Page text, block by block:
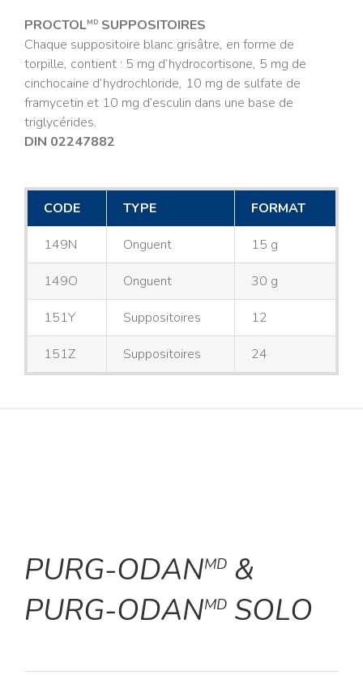
PROCTOLMD SUPPOSITOIRES
Chaque suppositoire blanc grisâtre, en forme de
torpille, contient : 5 mg d’hydrocortisone, 5 mg de
cinchocaine d’hydrochloride, 10 mg de sulfate de
framycetin et 10 mg d’esculin dans une base de
triglycérides.
DIN 02247882
CODE TYPE FORMAT
149N Onguent 15 g
149O Onguent 30 g
151Y Suppositoires 12
151Z Suppositoires 24
PURG-ODANMD &
PURG-ODANMD SOLO